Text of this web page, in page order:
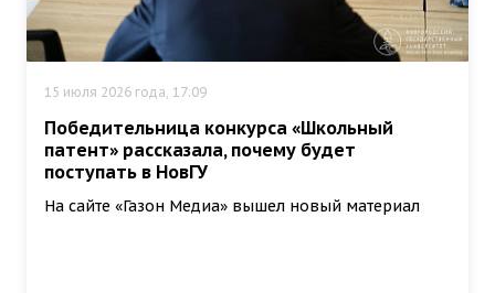
15 июля 2026 года, 17:09
Победительница конкурса «Школьный
патент» рассказала, почему будет
поступать в НовГУ
На сайте «Газон Медиа» вышел новый материал